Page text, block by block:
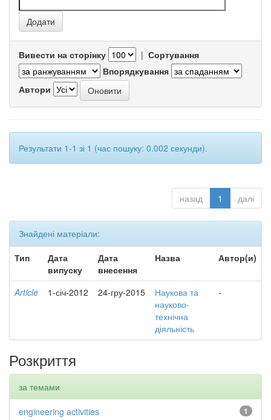
Вивести на сторінку | Сортування
Впорядкування
Автори
Результати 1-1 зі 1 (час пошуку: 0.002 секунди).
назад 1 далі
Знайдені матеріали:
Тип
Дата
випуску
Дата
внесення
Назва Автор(и)
Article 1-січ-2012 24-гру-2015
Наукова та
науково-
технічна
діяльність
-
Розкриття
за темами
1
engineering activities